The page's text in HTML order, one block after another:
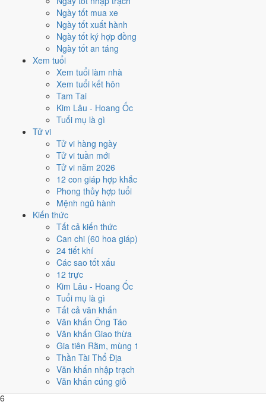
Ngày tốt mua xe
Ngày tốt xuất hành
Ngày tốt ký hợp đồng
Ngày tốt an táng
Xem tuổi
Xem tuổi làm nhà
Xem tuổi kết hôn
Tam Tai
Kim Lâu - Hoang Ốc
Tuổi mụ là gì
Tử vi
Tử vi hàng ngày
Tử vi tuần mới
Tử vi năm 2026
12 con giáp hợp khắc
Phong thủy hợp tuổi
Mệnh ngũ hành
Kiến thức
Tất cả kiến thức
Can chi (60 hoa giáp)
24 tiết khí
Các sao tốt xấu
12 trực
Kim Lâu - Hoang Ốc
Tuổi mụ là gì
Tất cả văn khấn
Văn khấn Ông Táo
Văn khấn Giao thừa
Gia tiên Rằm, mùng 1
Thần Tài Thổ Địa
Văn khấn nhập trạch
Văn khấn cúng giỗ
Thất Xích (7)
Lịch âm dương 12 tháng năm
1991 có gì đáng chú ý?
12 tháng dương năm 1991 trải trên các tháng âm từ
năm Canh Ngọđếntháng 11 âm năm Tân Mùi
tháng nhuận âmnên âm và dương lệch nhau khá đều suốt 12 tháng.
Năm 1991 có
86 ngày từ mức Tốt trở lên
cao nhất 9 ngày và thấp nhất 4 ngày mỗi tháng. Không tháng nào trội
hẳn để dồn việc lớn.
Các mốc lớn rơi vào:Ông Công Ông Táo 7/2
Lễ Vu Lan 24/8,Tết Trung Thu 22/9
12 tháng theo số ngày tốt, còn lưới ngày của từng tháng nằm ngay
Tháng 11 âm (Mậu Tý)
Tháng 12 âm (Kỷ Sửu)
Tháng 1 âm (Canh Dần)
Tháng 2 âm (Tân Mão)
Tháng 3 âm (Nhâm Thìn)
6